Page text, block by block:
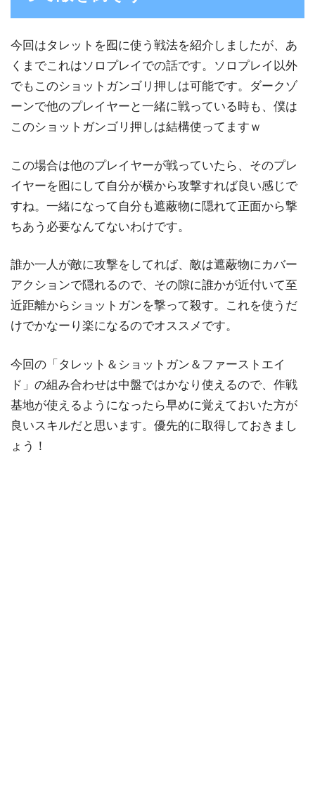
今回はタレットを囮に使う戦法を紹介しましたが、あ
くまでこれはソロプレイでの話です。ソロプレイ以外
でもこのショットガンゴリ押しは可能です。ダークゾ
ーンで他のプレイヤーと一緒に戦っている時も、僕は
このショットガンゴリ押しは結構使ってますｗ
この場合は他のプレイヤーが戦っていたら、そのプレ
イヤーを囮にして自分が横から攻撃すれば良い感じで
すね。一緒になって自分も遮蔽物に隠れて正面から撃
ちあう必要なんてないわけです。
誰か一人が敵に攻撃をしてれば、敵は遮蔽物にカバー
アクションで隠れるので、その隙に誰かが近付いて至
近距離からショットガンを撃って殺す。これを使うだ
けでかなーり楽になるのでオススメです。
今回の「タレット＆ショットガン＆ファーストエイ
ド」の組み合わせは中盤ではかなり使えるので、作戦
基地が使えるようになったら早めに覚えておいた方が
良いスキルだと思います。優先的に取得しておきまし
ょう！